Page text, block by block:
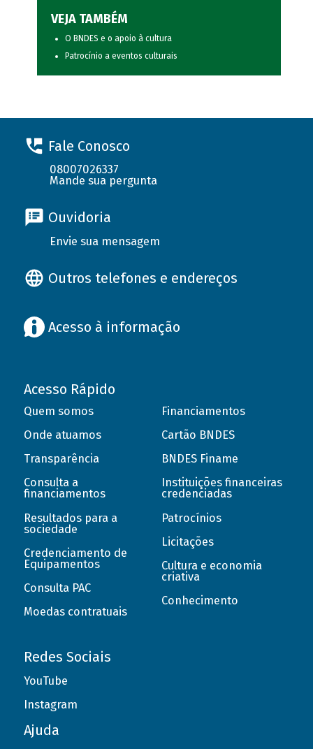
VEJA TAMBÉM
O BNDES e o apoio à cultura
Patrocínio a eventos culturais
Fale Conosco
08007026337
Mande sua pergunta
Ouvidoria
Envie sua mensagem
Outros telefones e endereços
Acesso à informação
Acesso Rápido
Quem somos
Onde atuamos
Transparência
Consulta a
financiamentos
Resultados para a
sociedade
Credenciamento de
Equipamentos
Consulta PAC
Moedas contratuais
Financiamentos
Cartão BNDES
BNDES Finame
Instituições financeiras
credenciadas
Patrocínios
Licitações
Cultura e economia
criativa
Conhecimento
Redes Sociais
YouTube
Instagram
Ajuda